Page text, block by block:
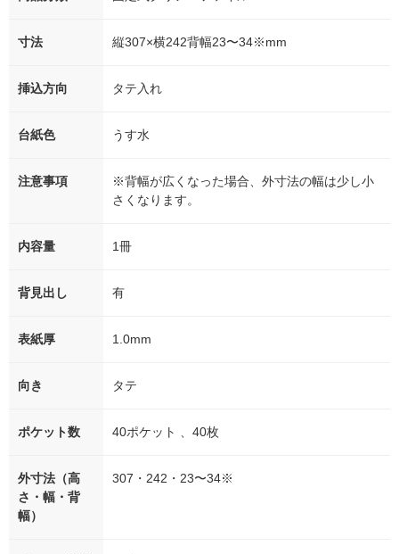
寸法 縦307×横242背幅23〜34※mm
挿込方向 タテ入れ
台紙色 うす水
注意事項
※背幅が広くなった場合、外寸法の幅は少し小
さくなります。
内容量 1冊
背見出し 有
表紙厚 1.0mm
向き タテ
ポケット数 40ポケット 、40枚
外寸法（高
さ・幅・背
幅）
307・242・23〜34※